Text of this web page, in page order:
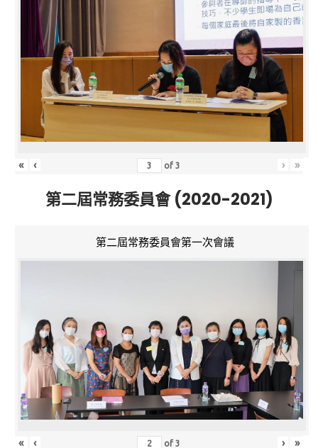
« ‹ of3 › »
第二屆常務委員會 (2020-2021)
第二屆常務委員會第一次會議
« ‹ of3 › »